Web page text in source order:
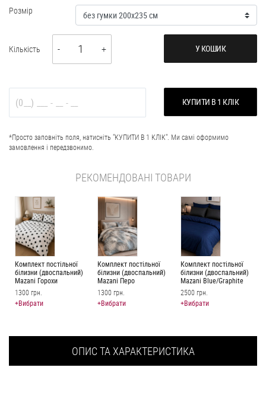
Розмір
Кількість - 1 + У КОШИК
КУПИТИ В 1 КЛІК
*Просто заповніть поля, натисніть "КУПИТИ В 1 КЛІК". Ми самі оформимо
замовлення і передзвонимо.
РЕКОМЕНДОВАНІ ТОВАРИ
Комплект постільної
білизни (двоспальний)
Mazani Горохи
1300 грн.
+Вибрати
Комплект постільної
білизни (двоспальний)
Mazani Перо
1300 грн.
+Вибрати
Комплект постільної
білизни (двоспальний)
Mazani Blue/Graphite
2500 грн.
+Вибрати
ОПИС ТА ХАРАКТЕРИСТИКА